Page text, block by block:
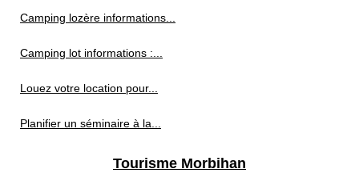
Camping lozère informations...
Camping lot informations :...
Louez votre location pour...
Planifier un séminaire à la...
Tourisme Morbihan